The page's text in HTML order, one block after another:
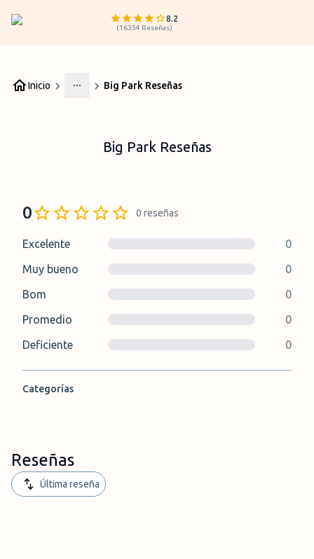
8.2
(16354 Reseñas)
Inicio
More
Big Park Reseñas
Big Park Reseñas
0 0 reseñas
Excelente
0
Muy bueno
0
Bom
0
Promedio
0
Deficiente
0
Categorías
Reseñas
Última reseña